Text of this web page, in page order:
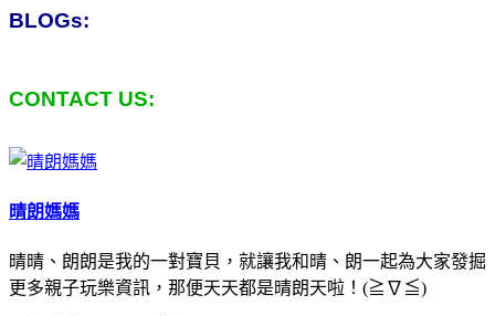
BLOGs:
CONTACT US:
晴朗媽媽
晴晴、朗朗是我的一對寶貝，就讓我和晴、朗一起為大家發掘
更多親子玩樂資訊，那便天天都是晴朗天啦！(≧∇≦)